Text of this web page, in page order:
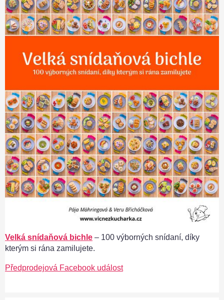
Velká snídaňová bichle – 100 výborných snídaní, díky
kterým si rána zamilujete.
Předprodejová Facebook událost